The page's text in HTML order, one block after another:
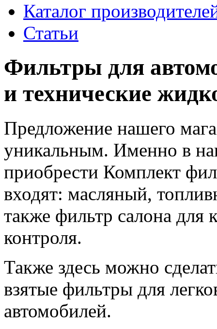
Каталог
Статьи
Фильтры для
и технические
Предложение нашего
уникальным. Именно в
приобрести Комплект
входят: масляный,
также фильтр салона для
контроля.
Также здесь можно
взятые фильтры для
автомобилей.